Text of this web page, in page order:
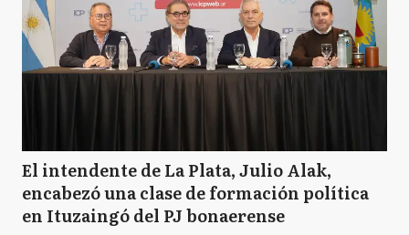
El intendente de La Plata, Julio Alak,
encabezó una clase de formación política
en Ituzaingó del PJ bonaerense